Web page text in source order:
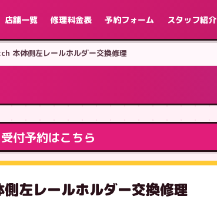
店舗一覧 修理料金表 予約フォーム スタッフ紹介
本体側左レールホルダー交換修理
受付予約はこちら
レールホルダー交換修理